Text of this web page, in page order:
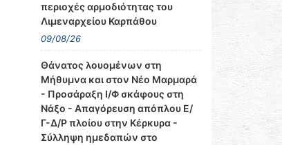
περιοχές αρμοδιότητας του
Λιμεναρχείου Καρπάθου
09/08/26
Θάνατος λουομένων στη
Μήθυμνα και στον Νέο Μαρμαρά
- Προσάραξη Ι/Φ σκάφους στη
Νάξο - Απαγόρευση απόπλου Ε/
Γ-Δ/Ρ πλοίου στην Κέρκυρα -
Σύλληψη ημεδαπών στο